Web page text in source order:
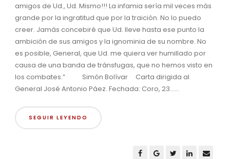
amigos de Ud., Ud. Mismo!!! La infamia sería mil veces más
grande por la ingratitud que por la traición. No lo puedo
creer. Jamás concebiré que Ud. lleve hasta ese punto la
ambición de sus amigos y la ignominia de su nombre. No
es posible, General, que Ud. me quiera ver humillado por
causa de una banda de tránsfugas, que no hemos visto en
los combates.” Simón Bolívar Carta dirigida al
General José Antonio Páez. Fechada: Coro, 23......
SEGUIR LEYENDO